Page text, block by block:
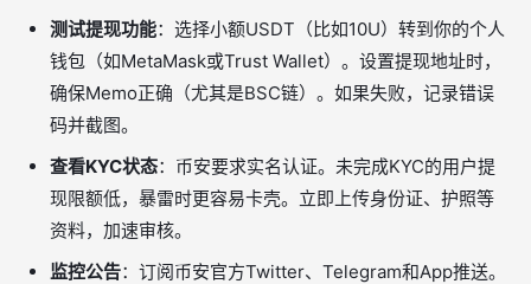
测试提现功能：选择小额USDT（比如10U）转到你的个人
钱包（如MetaMask或Trust Wallet）。设置提现地址时，
确保Memo正确（尤其是BSC链）。如果失败，记录错误
码并截图。
查看KYC状态：币安要求实名认证。未完成KYC的用户提
现限额低，暴雷时更容易卡壳。立即上传身份证、护照等
资料，加速审核。
监控公告：订阅币安官方Twitter、Telegram和App推送。